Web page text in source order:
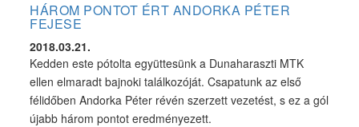
HÁROM PONTOT ÉRT ANDORKA PÉTER
FEJESE
2018.03.21.
Kedden este pótolta együttesünk a Dunaharaszti MTK
ellen elmaradt bajnoki találkozóját. Csapatunk az első
félidőben Andorka Péter révén szerzett vezetést, s ez a gól
újabb három pontot eredményezett.